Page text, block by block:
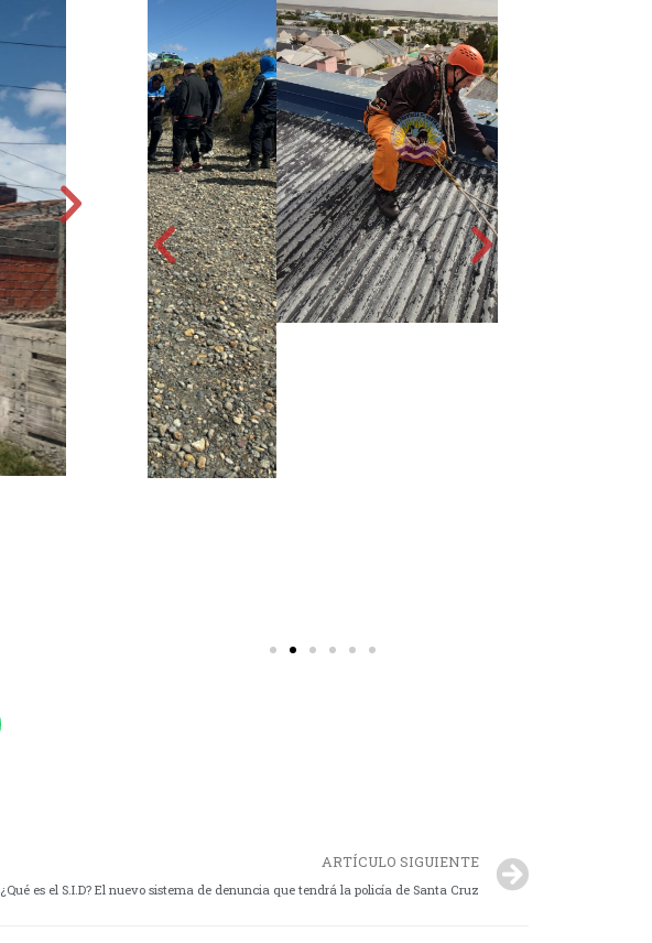
ARTÍCULO SIGUIENTE
¿Qué es el S.I.D? El nuevo sistema de denuncia que tendrá la policía de Santa Cruz